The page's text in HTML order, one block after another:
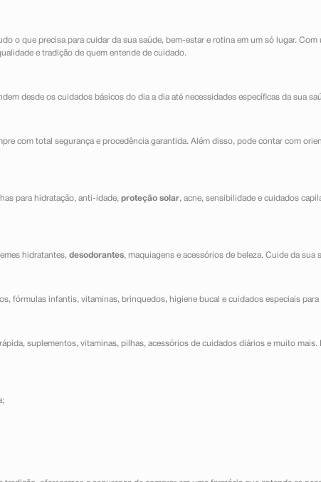
o que precisa para cuidar da sua saúde, bem-estar e rotina em um só lugar.
e tradição de quem entende de cuidado.
desde os cuidados básicos do dia a dia até necessidades específicas da sua
com total segurança e procedência garantida. Além disso, pode contar com
para hidratação, anti-idade, proteção solar, acne, sensibilidade e cuidados
hidratantes, desodorantes, maquiagens e acessórios de beleza. Cuide da sua
fórmulas infantis, vitaminas, brinquedos, higiene bucal e cuidados especiais para
suplementos, vitaminas, pilhas, acessórios de cuidados diários e muito mais.